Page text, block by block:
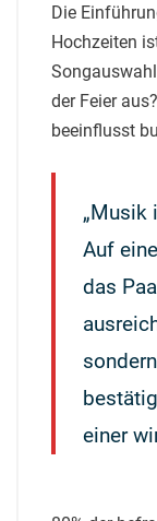
Die
Hochzeiten
der Feier
beeinflusst
„Musik
Auf
das
einer